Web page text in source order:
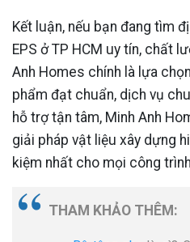
Kết luận, nếu bạn đang tìm
EPS ở TP HCM uy tín, chất
Anh Homes chính là lựa
phẩm đạt chuẩn, dịch vụ
hỗ trợ tận tâm, Minh Anh
giải pháp vật liệu xây dựng
kiệm nhất cho mọi công
THAM KHẢO THÊM: